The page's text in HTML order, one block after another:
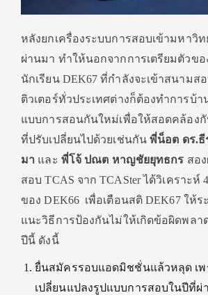
หลังยกเครื่องระบบการสอบเข้ามหาวิท
ผ่านมา ทำให้นอกจากการเตรียมตัวขอ
นักเรียน DEK67 ที่กำลังจะเข้าสนามส
ติวเตอร์ทั่วประเทศต่างก็ต้องทำการบ้า
แบบการสอนกันใหม่เพื่อให้สอดคล้อง
ที่ปรับเปลี่ยนไปด้วยเช่นกันพี่น็อต ดร.
มา และ พี่โจ้ ปณต หาญชัยยุทธกร สอ
สอบ TCAS จาก TCASter ได้วิเคราะ
ของ DEK66 เพื่อเตือนสติ DEK67 ให้
แนะวิธีการป้องกันไม่ให้เกิดข้อผิดพล
ปีนี้ ดังนี้
ยื่นสมัครรอบแอดมิชชั่นแล้วหลุด เพ
เปลี่ยนแปลงรูปแบบการสอบในปีที่ผ่